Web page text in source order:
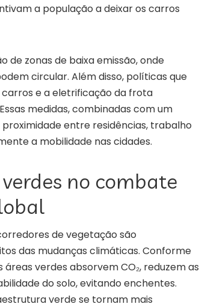
a população a deixar os carros
de zonas de baixa emissão, onde
circular. Além disso, políticas que
e a eletrificação da frota
medidas, combinadas com um
entre residências, trabalho
a mobilidade nas cidades.
no combate
de vegetação são
das mudanças climáticas. Conforme
verdes absorvem CO₂, reduzem as
do solo, evitando enchentes.
verde se tornam mais